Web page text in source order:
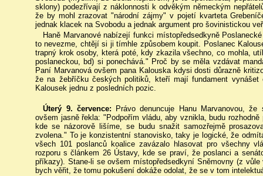
sklony) podezřívají z náklonnosti k odvěkým německým
že by mohl zrazovat "národní zájmy" v pojetí kvarteta
jednak klacek na Svobodu a jednak argument pro šovinistickou
Haně Marvanové nabízejí funkci místopředsedkyně
to nevezme, chtějí si ji tímhle způsobem koupit. Poslanec
trapný krok osoby, která poté, kdy zkazila všechno, co mohla,
poslaneckou, bd) si ponechává." Proč by se měla vzdávat
Paní Marvanová ovšem pana Kalouska kdysi dosti důrazně
že na žebříčku českých politiků, kteří mají fundament
Kalousek jednu z posledních pozic.
Úterý 9. července:
Právo denuncuje Hanu Marvanovou,
ovšem jasně řekla: "Podpořím vládu, aby vznikla, budu
kde se názorově lišíme, se budu snažit samozřejmě
zvolena." To je konzistentní stanovisko, taky je logické, že
všech 101 poslanců koalice zavázalo hlasovat pro všechny
rozporu s článkem 26 Ústavy, kde se praví, že poslanci a
příkazy). Stane-li se ovšem místopředsedkyní Sněmovny (z
bych věřit, že tomu pokušení dokáže odolat, že se v tom